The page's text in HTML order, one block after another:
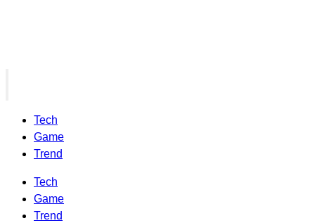
Tech
Game
Trend
Tech
Game
Trend